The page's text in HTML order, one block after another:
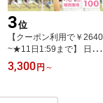
3位
【クーポン利用で￥2640
~★11日1:59まで】 日傘
完全遮光 まるい3段 折り
たたみ 傘 晴雨兼用 6本骨
遮光率100% 1級遮光 −1
3,300 円 ～